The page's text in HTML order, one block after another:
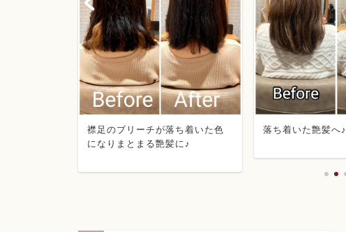
襟足のブリーチが落ち着いた色
になりまとまる艶髪に♪
落ち着いた艶髪へ♪